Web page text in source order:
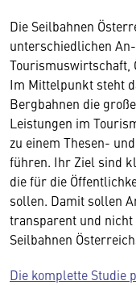
Die Seilbahnen
unterschiedlichen
Tourismuswirtschaft,
Im Mittelpunkt steht
Bergbahnen die
Leistungen im
zu einem Thesen-
führen. Ihr Ziel sind
die für die
sollen. Damit sollen
transparent und
Seilbahnen
Die komplette Studie